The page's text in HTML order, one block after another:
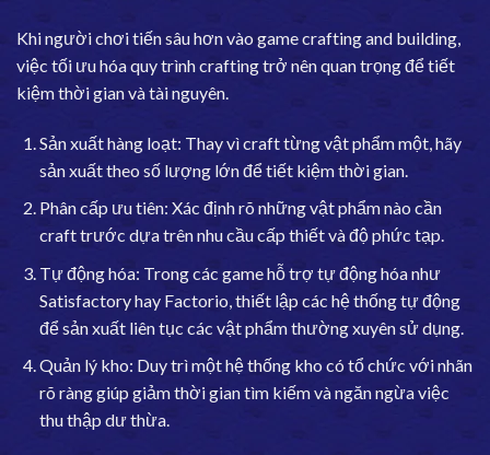
Khi người chơi tiến sâu hơn vào game crafting and building,
việc tối ưu hóa quy trình crafting trở nên quan trọng để tiết
kiệm thời gian và tài nguyên.
Sản xuất hàng loạt: Thay vì craft từng vật phẩm một, hãy
sản xuất theo số lượng lớn để tiết kiệm thời gian.
Phân cấp ưu tiên: Xác định rõ những vật phẩm nào cần
craft trước dựa trên nhu cầu cấp thiết và độ phức tạp.
Tự động hóa: Trong các game hỗ trợ tự động hóa như
Satisfactory hay Factorio, thiết lập các hệ thống tự động
để sản xuất liên tục các vật phẩm thường xuyên sử dụng.
Quản lý kho: Duy trì một hệ thống kho có tổ chức với nhãn
rõ ràng giúp giảm thời gian tìm kiếm và ngăn ngừa việc
thu thập dư thừa.